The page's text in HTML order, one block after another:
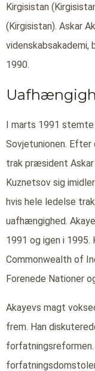
Kirgisistan
(Kirgisistan). Askar
1990.
I marts 1991
Sovjetunionen.
trak præsident
Kuznetsov sig
hvis hele ledelse
uafhængighed.
1991 og igen i
Commonwealth of
Forenede Nationer
Akayevs magt
frem. Han